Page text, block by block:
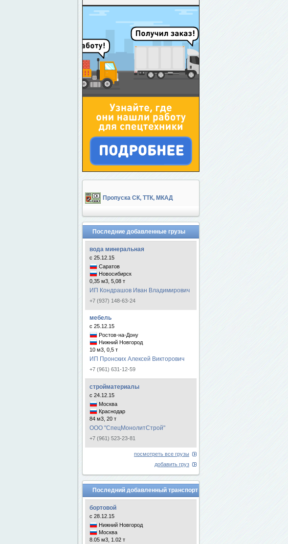
Пропуска СК, ТТК, МКАД
Последние добавленные грузы
вода минеральная
с 25.12.15
Саратов
Новосибирск
0,35 м3, 5,08 т
ИП Кондрашов Иван Владимирович
+7 (937) 148-63-24
мебель
с 25.12.15
Ростов-на-Дону
Нижний Новгород
10 м3, 0,5 т
ИП Пронских Алексей Викторович
+7 (961) 631-12-59
стройматериалы
с 24.12.15
Москва
Краснодар
84 м3, 20 т
ООО "СпецМонолитСтрой"
+7 (961) 523-23-81
посмотреть все грузы
добавить груз
Последний добавленный транспорт
бортовой
с 28.12.15
Нижний Новгород
Москва
8.05 м3, 1.02 т